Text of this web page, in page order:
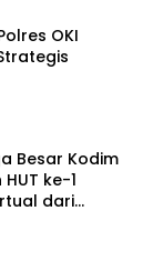
OKI
Besar Kodim
ke-1
dari